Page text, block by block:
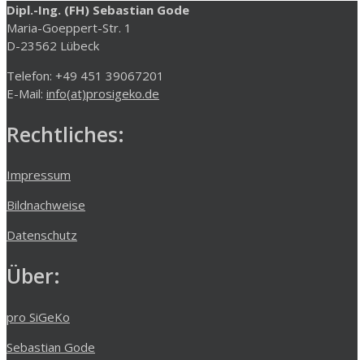
Dipl.-Ing. (FH) Sebastian Gode
Maria-Goeppert-Str. 1
D-23562 Lübeck
Telefon: +49 451 39067201
E-Mail: info(at)prosigeko.de
Rechtliches:
Impressum
Bildnachweise
Datenschutz
Über:
pro SiGeKo
Sebastian Gode